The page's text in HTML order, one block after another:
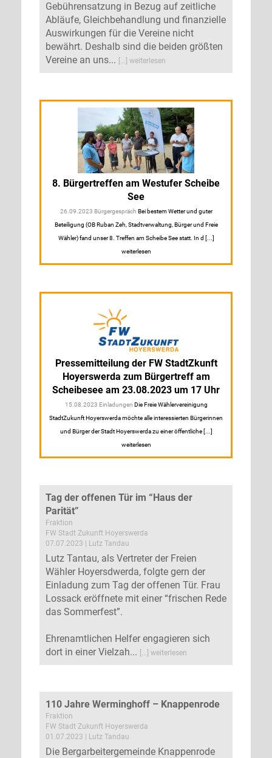
Gebührensatzung in Bezug auf zeitliche
Abläufe, Gleichbehandlung und finanzielle
Auswirkungen für die Vereine nicht
bewährt. Deshalb sind die beiden größten
Vereine an uns... [...] weiterlesen
8. Bürgertreffen am Westufer Scheibe
See
26.09.2023 Bürgergespräch Bei bestem Wetter und guter
Beteiligung (OB Ruban Zeh, Stadtverwaltung, Bürger und Freie
Wähler) fand unser 8. Treffen am Scheibe See statt. In d [...]
weiterlesen
Pressemitteilung der FW StadtZkunft
Hoyerswerda zum Bürgertreff am
Scheibesee am 23.08.2023 um 17 Uhr
15.08.2023 Einladungen Die Freie Wählervereinigung
StadtZukunft Hoyerswerda möchte alle interessierten Bürgerinnen
und Bürger der Stadt Hoyerswerda zu einer öffentliche [...]
weiterlesen
Tag der offenen Tür im “Haus der
Parität”
Fraktion
FW Stadt Zukunft Hoyerswerda
07.07.2023 | Lutz Tandau
Lutz Tantau, als Vertreter der Freien
Wähler Hoyersdwerda, folgte gern der
Einladung zum Tag der offenen Tür. Frau
Lossack eröffnete mit einer “frischen Rede
das Sommerfest”.
Ehrenamtlichen Helfer engagieren sich
dort in einer Vielzah... [...] weiterlesen
110 Jahre Werminghoff – Knappenrode
Fraktion
FW Stadt Zukunft Hoyerswerda
01.07.2023 | Lutz Tandau
Die Bergarbeitergemeinde Knappenrode